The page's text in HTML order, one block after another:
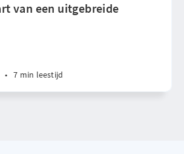
van een uitgebreide
• 7 min leestijd